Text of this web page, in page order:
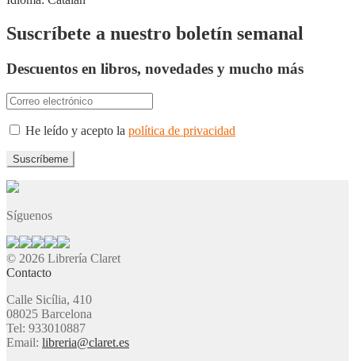
Suscríbete a nuestro boletín semanal
Descuentos en libros, novedades y mucho más
He leído y acepto la política de privacidad
Síguenos
© 2026 Librería Claret
Contacto
Calle Sicília, 410
08025 Barcelona
Tel: 933010887
Email: libreria@claret.es